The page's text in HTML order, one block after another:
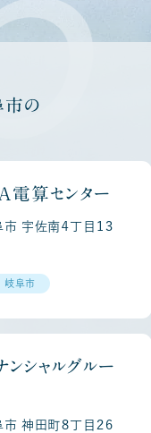
市の
電算センター
宇佐南４丁目１３
岐阜市
シャルグルー
神田町８丁目２６